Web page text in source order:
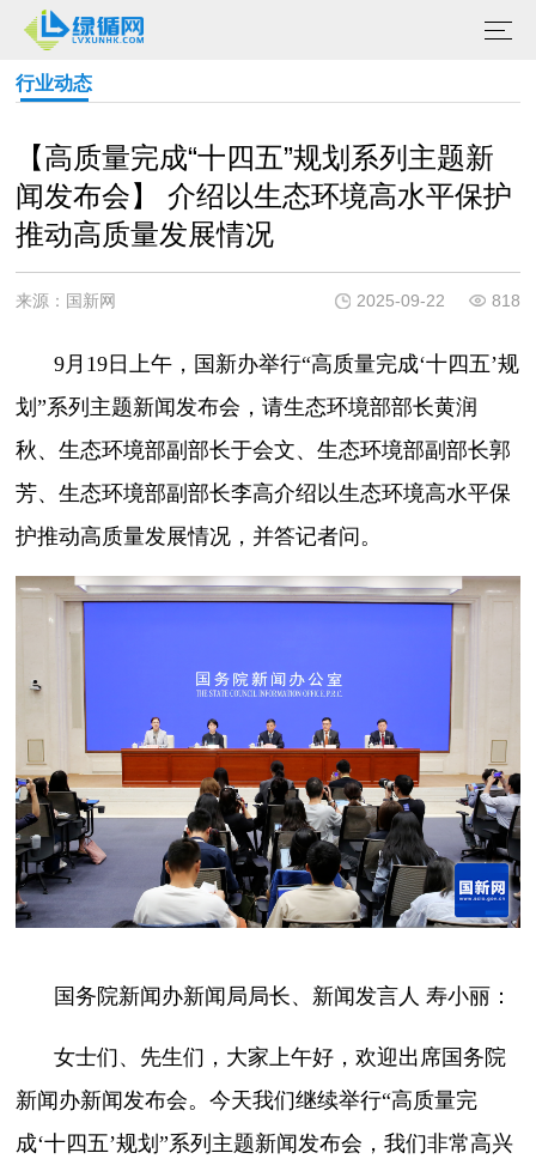
行业动态
【高质量完成“十四五”规划系列主题新
闻发布会】 介绍以生态环境高水平保护
推动高质量发展情况
来源：国新网 2025-09-22 818
9月19日上午，国新办举行“高质量完成‘十四五’规
划”系列主题新闻发布会，请生态环境部部长黄润
秋、生态环境部副部长于会文、生态环境部副部长郭
芳、生态环境部副部长李高介绍以生态环境高水平保
护推动高质量发展情况，并答记者问。
国务院新闻办新闻局局长、新闻发言人 寿小丽：
女士们、先生们，大家上午好，欢迎出席国务院
新闻办新闻发布会。今天我们继续举行“高质量完
成‘十四五’规划”系列主题新闻发布会，我们非常高兴